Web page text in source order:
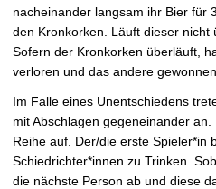
nacheinander langsam ihr Bier für
den Kronkorken. Läuft dieser nicht
Sofern der Kronkorken überläuft,
verloren und das andere gewonnen.
Im Falle eines Unentschiedens
mit Abschlagen gegeneinander
Reihe auf. Der/die erste Spieler*in
Schiedrichter*innen zu Trinken.
die nächste Person ab und diese